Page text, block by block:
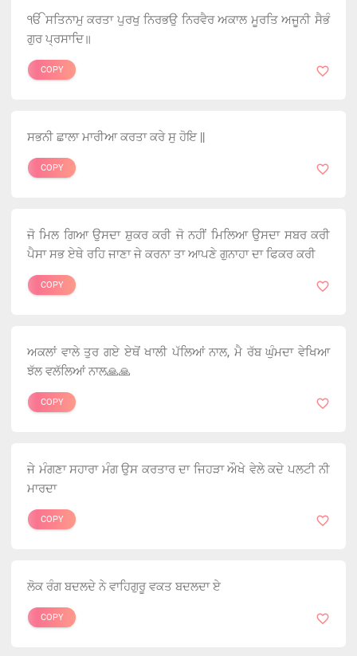
ੴ ਸਤਿਨਾਮੁ ਕਰਤਾ ਪੁਰਖੁ ਨਿਰਭਉ ਨਿਰਵੈਰ ਅਕਾਲ ਮੂਰਤਿ ਅਜੂਨੀ ਸੈਭੰ
ਗੁਰ ਪ੍ਰਸਾਦਿ॥
COPY
ਸਭਨੀ ਛਾਲਾ ਮਾਰੀਆ ਕਰਤਾ ਕਰੇ ਸੁ ਹੋਇ ||
COPY
ਜੋ ਮਿਲ ਗਿਆ ਉਸਦਾ ਸ਼ੁਕਰ ਕਰੀ ਜੋ ਨਹੀਂ ਮਿਲਿਆ ਉਸਦਾ ਸਬਰ ਕਰੀ
ਪੈਸਾ ਸਭ ਏਥੇ ਰਹਿ ਜਾਣਾ ਜੇ ਕਰਨਾ ਤਾ ਆਪਣੇ ਗੁਨਾਹਾ ਦਾ ਫਿਕਰ ਕਰੀ
COPY
ਅਕਲਾਂ ਵਾਲੇ ਤੁਰ ਗਏ ਏਥੋਂ ਖਾਲੀ ਪੱਲਿਆਂ ਨਾਲ, ਮੈ ਰੱਬ ਘੁੰਮਦਾ ਵੇਖਿਆ
ਝੱਲ ਵਲੱਲਿਆਂ ਨਾਲ🙏🙏
COPY
ਜੇ ਮੰਗਣਾ ਸਹਾਰਾ ਮੰਗ ਉਸ ਕਰਤਾਰ ਦਾ ਜਿਹੜਾ ਔਖੇ ਵੇਲੇ ਕਦੇ ਪਲਟੀ ਨੀ
ਮਾਰਦਾ
COPY
ਲੋਕ ਰੰਗ ਬਦਲਦੇ ਨੇ ਵਾਹਿਗੁਰੂ ਵਕਤ ਬਦਲਦਾ ਏ
COPY